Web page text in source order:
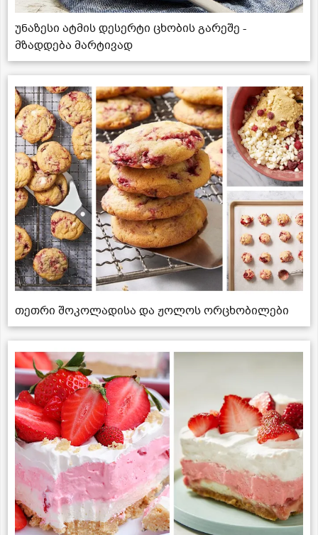
უნაზესი ატმის დესერტი ცხობის გარეშე -
მზადდება მარტივად
თეთრი შოკოლადისა და ჟოლოს ორცხობილები